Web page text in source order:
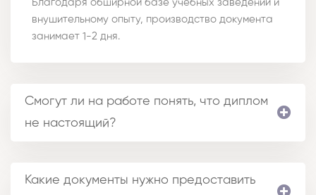
Благодаря обширной базе учебных заведений и
внушительному опыту, производство документа
занимает 1-2 дня.
Смогут ли на работе понять, что диплом
не настоящий?
Какие документы нужно предоставить